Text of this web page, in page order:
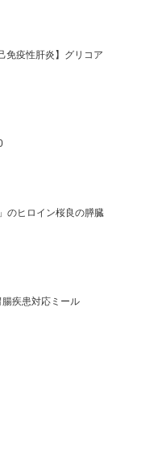
免疫性肝炎】グリコア
のヒロイン桜良の膵臓
疾患対応ミール